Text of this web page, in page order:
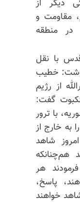
دیگر از
مقاومت و
در منطقه
با نقل
خطیب
از رژیم
گفت:
با ترور
به خارج از
شاهد
هم‌چنانکه
هر
پاسخ،
خواهند